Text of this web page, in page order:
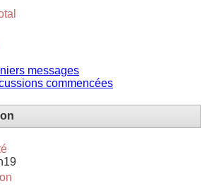
messages
commencées